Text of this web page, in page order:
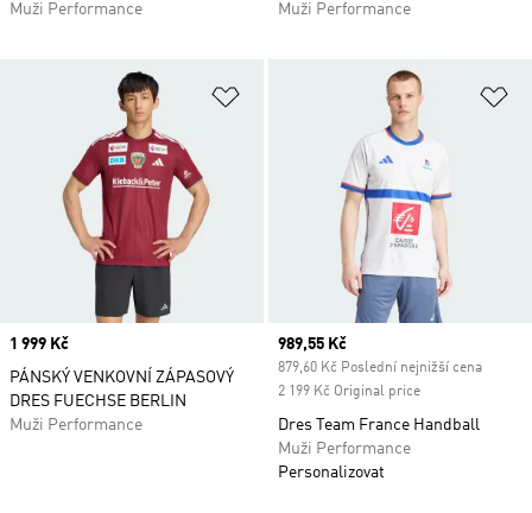
Muži Performance
Muži Performance
Přidat do seznamu přání
Price
1 999 Kč
PÁNSKÝ VENKOVNÍ ZÁPASOVÝ
DRES FUECHSE BERLIN
Muži Performance
Current price
989,55 Kč
879,60 Kč Poslední nejnižší cena
2 199 Kč Original price
Dres Team France Handball
Muži Performance
Personalizovat